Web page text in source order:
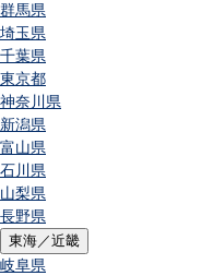
群馬県
埼玉県
千葉県
東京都
神奈川県
新潟県
富山県
石川県
山梨県
長野県
東海／近畿
岐阜県